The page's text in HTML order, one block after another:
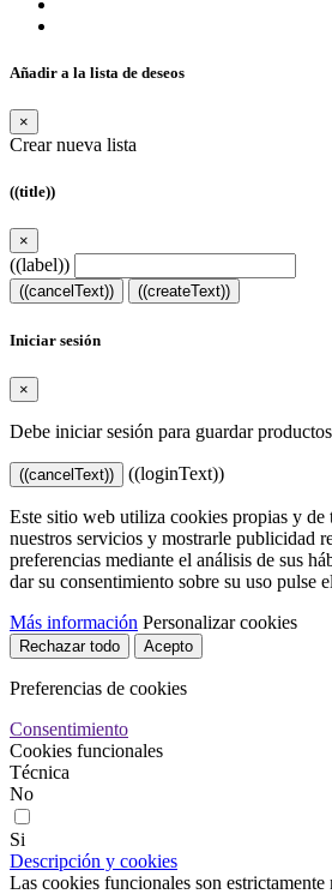
Añadir a la lista de deseos
×
Crear nueva lista
((title))
×
((label))
((cancelText)) ((createText))
Iniciar sesión
×
Debe iniciar sesión para guardar
((cancelText)) ((loginText))
Este sitio web utiliza cookies propias y de
nuestros servicios y mostrarle publicidad
preferencias mediante el análisis de sus
dar su consentimiento sobre su uso pulse
Más información Personalizar cookies
Rechazar todo Acepto
Preferencias de cookies
Consentimiento
Cookies funcionales
Técnica
No
Si
Descripción y cookies
Las cookies funcionales son estrictamente